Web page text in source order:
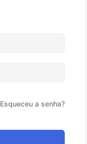
Esqueceu a senha?